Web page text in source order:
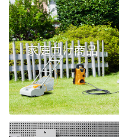
家庭向け商品